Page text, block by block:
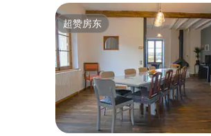
超赞房东
超赞房东